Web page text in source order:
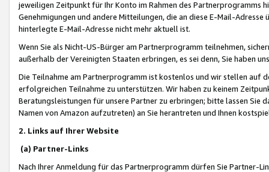
jeweiligen Zeitpunkt für Ihr Konto im Rahmen des Partnerprogramms
Genehmigungen und andere Mitteilungen, die an diese E-Mail-
hinterlegte E-Mail-Adresse nicht mehr aktuell ist.
Wenn Sie als Nicht-US-Bürger am Partnerprogramm teilnehmen,
außerhalb der Vereinigten Staaten erbringen, es sei denn, Sie haben
Die Teilnahme am Partnerprogramm ist kostenlos und wir stellen auf
erfolgreichen Teilnahme zu unterstützen. Wir haben zu keinem
Beratungsleistungen für unsere Partner zu erbringen; bitte lassen Sie
Namen von Amazon aufzutreten) an Sie herantreten und Ihnen
2. Links auf Ihrer Website
(a) Partner-Links
Nach Ihrer Anmeldung für das Partnerprogramm dürfen Sie Partner-